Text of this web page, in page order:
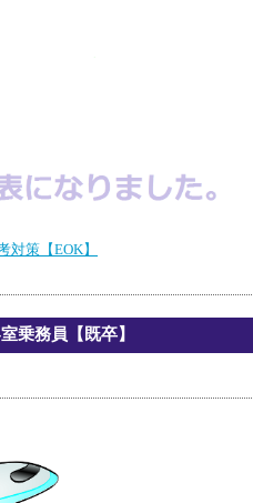
対策【EOK】
乗務員【既卒】